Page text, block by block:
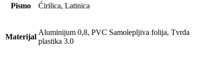
Pismo Ćirilica, Latinica
Materijal
Aluminijum 0,8, PVC Samolepljiva folija, Tvrda
plastika 3.0